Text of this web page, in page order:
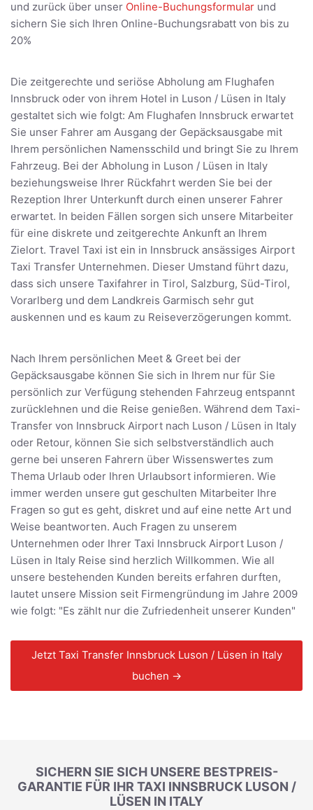
und zurück über unser Online-Buchungsformular und
sichern Sie sich Ihren Online-Buchungsrabatt von bis zu
20%
Die zeitgerechte und seriöse Abholung am Flughafen
Innsbruck oder von ihrem Hotel in Luson / Lüsen in Italy
gestaltet sich wie folgt: Am Flughafen Innsbruck erwartet
Sie unser Fahrer am Ausgang der Gepäcksausgabe mit
Ihrem persönlichen Namensschild und bringt Sie zu Ihrem
Fahrzeug. Bei der Abholung in Luson / Lüsen in Italy
beziehungsweise Ihrer Rückfahrt werden Sie bei der
Rezeption Ihrer Unterkunft durch einen unserer Fahrer
erwartet. In beiden Fällen sorgen sich unsere Mitarbeiter
für eine diskrete und zeitgerechte Ankunft an Ihrem
Zielort. Travel Taxi ist ein in Innsbruck ansässiges Airport
Taxi Transfer Unternehmen. Dieser Umstand führt dazu,
dass sich unsere Taxifahrer in Tirol, Salzburg, Süd-Tirol,
Vorarlberg und dem Landkreis Garmisch sehr gut
auskennen und es kaum zu Reiseverzögerungen kommt.
Nach Ihrem persönlichen Meet & Greet bei der
Gepäcksausgabe können Sie sich in Ihrem nur für Sie
persönlich zur Verfügung stehenden Fahrzeug entspannt
zurücklehnen und die Reise genießen. Während dem Taxi-
Transfer von Innsbruck Airport nach Luson / Lüsen in Italy
oder Retour, können Sie sich selbstverständlich auch
gerne bei unseren Fahrern über Wissenswertes zum
Thema Urlaub oder Ihren Urlaubsort informieren. Wie
immer werden unsere gut geschulten Mitarbeiter Ihre
Fragen so gut es geht, diskret und auf eine nette Art und
Weise beantworten. Auch Fragen zu unserem
Unternehmen oder Ihrer Taxi Innsbruck Airport Luson /
Lüsen in Italy Reise sind herzlich Willkommen. Wie all
unsere bestehenden Kunden bereits erfahren durften,
lautet unsere Mission seit Firmengründung im Jahre 2009
wie folgt: "Es zählt nur die Zufriedenheit unserer Kunden"
Jetzt Taxi Transfer Innsbruck Luson / Lüsen in Italy
buchen →
SICHERN SIE SICH UNSERE BESTPREIS-
GARANTIE FÜR IHR TAXI INNSBRUCK LUSON /
LÜSEN IN ITALY